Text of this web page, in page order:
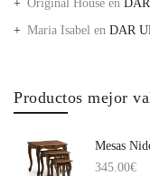
Original House en
Maria Isabel en DAR
Productos mejor
Mesas
345.00€